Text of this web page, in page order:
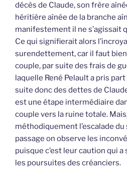
décès de Claude, son frère
héritière aînée de la branche
manifestement il ne s’agissait
Ce qui signifierait alors
surendettement, car il faut bien
couple, par suite des frais de
laquelle René Pelault a pris
suite donc des dettes de
est une étape intermédiaire
couple vers la ruine totale.
méthodiquement l’escalade
passage on observe les
puisque c’est leur caution qui
les poursuites des créanciers.